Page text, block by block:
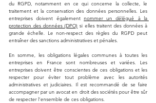
du RGPD, notamment en ce qui concerne la collecte, le
traitement et la conservation des données personnelles. Les
entreprises doivent également nommer un délégué à la
protection des données (DPO) si elles traitent des données à
grande échelle. Le non-respect des règles du RGPD peut
entraîner des sanctions administratives et pénales.
En somme, les obligations légales communes à toutes les
entreprises en France sont nombreuses et variées. Les
entreprises doivent être conscientes de ces obligations et les
respecter pour éviter tout problème avec les autorités
administratives et judiciaires. Il est recommandé de se faire
accompagner par un avocat en droit des sociétés pour être sûr
de respecter l'ensemble de ces obligations.